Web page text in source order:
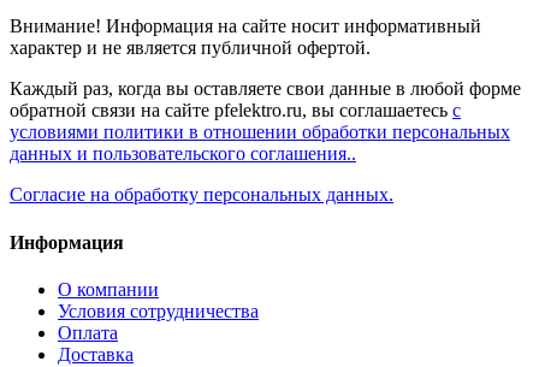
Внимание! Информация на сайте носит информативный
характер и не является публичной офертой.
Каждый раз, когда вы оставляете свои данные в любой форме
обратной связи на сайте pfelektro.ru, вы соглашаетесь с
условиями политики в отношении обработки персональных
данных и пользовательского соглашения..
Согласие на обработку персональных данных.
Информация
О компании
Условия сотрудничества
Оплата
Доставка